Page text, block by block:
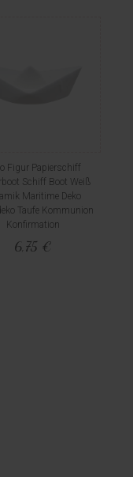
Figur Papierschiff
Schiff Boot Weiß
Maritime Deko
Taufe Kommunion
Konfirmation
6,75 €